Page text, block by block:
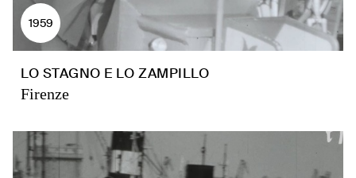
1959
LO STAGNO E LO ZAMPILLO
Firenze